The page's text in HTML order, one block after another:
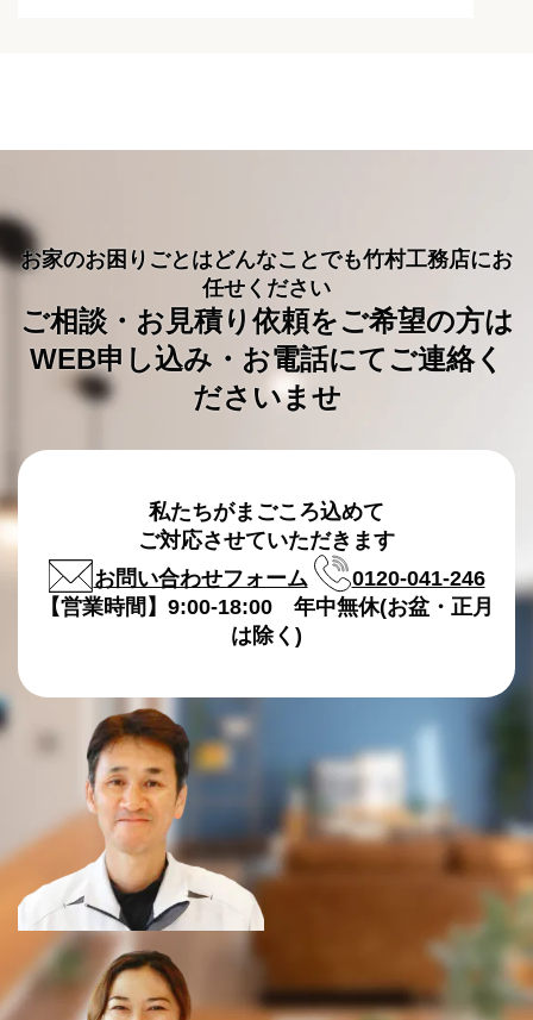
お家のお困りごとはどんなことでも竹村工務店にお
任せください
ご相談・お見積り依頼をご希望の方は
WEB申し込み・お電話にてご連絡く
ださいませ
私たちがまごころ込めて
ご対応させていただきます
お問い合わせフォーム
0120-041-246
【営業時間】9:00-18:00 年中無休(お盆・正月
は除く)